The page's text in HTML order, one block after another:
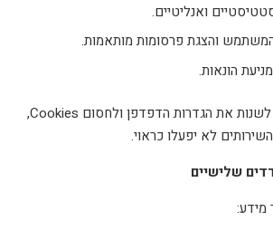
ואנליטיים.
והצגת פרסומות מותאמות.
הונאות.
4.2. המשתמש רשאי לשנות את הגדרות הדפדפן ולחסום Cookies,
לא יפעלו כראוי.
מידע: